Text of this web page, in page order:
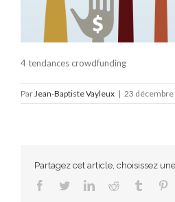
4 tendances crowdfunding
ParJean-Baptiste Vayleux | 23 décembre
Partagez cet article, choisissez
Facebook
TwitterLinkedInReddit Tumblr